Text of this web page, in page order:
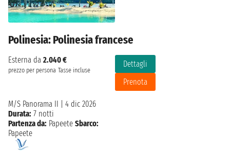
Polinesia: Polinesia francese
Esterna da 2.040 €
prezzo per persona Tasse incluse
Dettagli
Prenota
M/S Panorama II
4 dic 2026
Durata: 7 notti
Partenza da: Papeete Sbarco:
Papeete